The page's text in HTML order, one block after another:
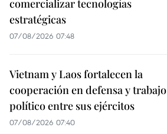
comercializar tecnologías
estratégicas
07/08/2026 07:48
Vietnam y Laos fortalecen la
cooperación en defensa y trabajo
político entre sus ejércitos
07/08/2026 07:40